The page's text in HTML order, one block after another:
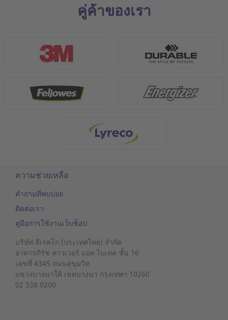
คู่ค้าของเรา
ความช่วยเหลือ
คำถามที่พบบ่อย
ติดต่อเรา
คู่มือการใช้งานเว็บช็อป
บริษัท ลีเรคโก (ประเทศไทย) จำกัด
อาคารภิรัช ทาวเวอร์ แอท ไบเทค ชั้น 16
เลขที่ 4345 ถนนสุขุมวิท
แขวงบางนาใต้ เขตบางนา กรุงเทพฯ 10260
02 338 0200